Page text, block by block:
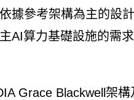
據參考架構為主的設
AI算力基礎設施的需
Grace Blackwell架